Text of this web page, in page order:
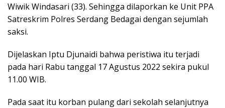
Wiwik Windasari (33). Sehingga dilaporkan ke Unit PPA
Satreskrim Polres Serdang Bedagai dengan sejumlah
saksi.
Dijelaskan Iptu Djunaidi bahwa peristiwa itu terjadi
pada hari Rabu tanggal 17 Agustus 2022 sekira pukul
11.00 WIB.
Pada saat itu korban pulang dari sekolah selanjutnya